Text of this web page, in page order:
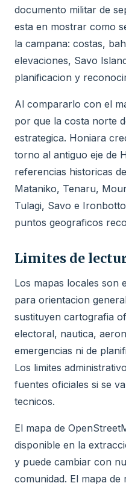
documento militar de
esta en mostrar como
la campana: costas,
elevaciones, Savo
planificacion y
Al compararlo con el
por que la costa norte
estrategica. Honiara
torno al antiguo eje de
referencias historicas
Mataniko, Tenaru,
Tulagi, Savo e
puntos geograficos
Limites de
Los mapas locales son
para orientacion
sustituyen cartografia
electoral, nautica,
emergencias ni de
Los limites
fuentes oficiales si se
tecnicos.
El mapa de
disponible en la
y puede cambiar con
comunidad. El mapa